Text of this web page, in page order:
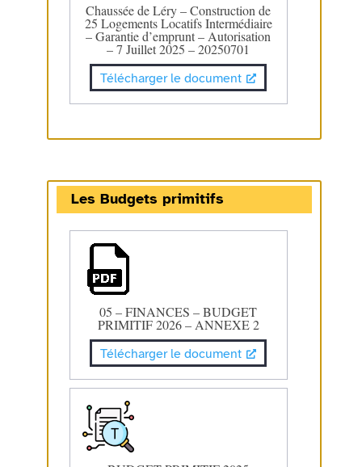
Chaussée de Léry – Construction de
25 Logements Locatifs Intermédiaire
– Garantie d’emprunt – Autorisation
– 7 Juillet 2025 – 20250701
Télécharger le document
Les Budgets primitifs
05 – FINANCES – BUDGET
PRIMITIF 2026 – ANNEXE 2
Télécharger le document